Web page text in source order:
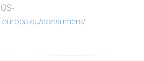
consumers/